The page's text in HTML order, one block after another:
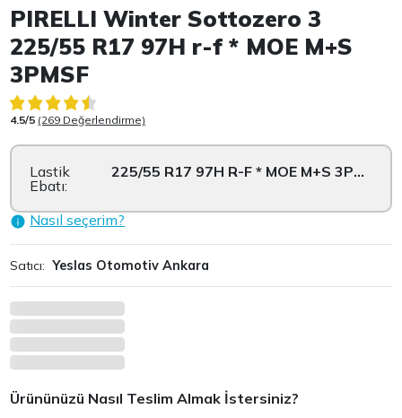
Item 1 of 1
PIRELLI Winter Sottozero 3
225/55 R17 97H r-f * MOE M+S
3PMSF
4.5/5 (269 Değerlendirme)
Lastik
Ebatı:
225/55 R17 97H R-F * MOE M+S 3PMSF
Nasıl seçerim?
Satıcı: Yeslas Otomotiv Ankara
Ürününüzü Nasıl Teslim Almak İstersiniz?